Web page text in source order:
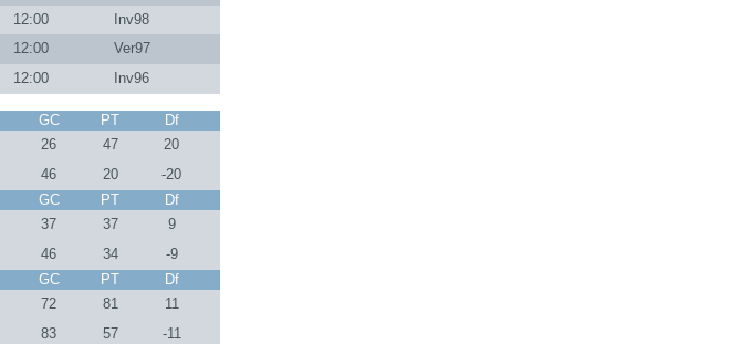
12:00
Inv98
12:00
Ver97
12:00 Inv96
GC PT
Df
26 47
20
46 20
-20
GC PT
Df
37 37
9
46 34
-9
GC PT
Df
72 81
11
83 57 -11